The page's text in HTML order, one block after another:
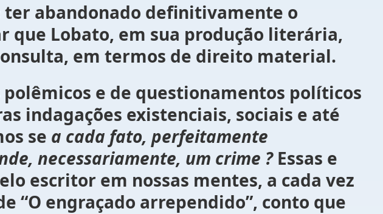
definitivamente o
que Lobato, em sua produção literária,
em termos de direito material.
de questionamentos políticos
indagações existenciais, sociais e até
se a cada fato, perfeitamente
necessariamente, um crime ? Essas e
escritor em nossas mentes, a cada vez
“O engraçado arrependido”, conto que